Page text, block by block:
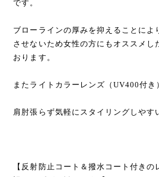
です。
ブローラインの厚みを抑えることによ
させないため女性の方にもオススメし
おります。
またライトカラーレンズ（UV400付き
肩肘張らず気軽にスタイリングしやす
【反射防止コート＆撥水コート付き